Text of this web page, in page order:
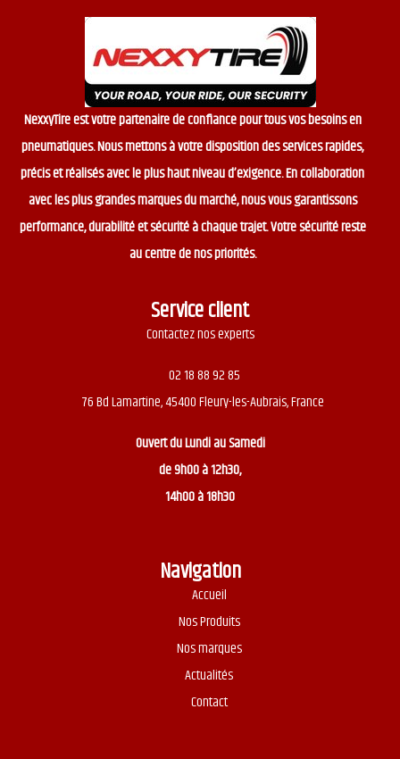
NexxyTire est votre partenaire de confiance pour tous vos besoins en
pneumatiques. Nous mettons à votre disposition des services rapides,
précis et réalisés avec le plus haut niveau d’exigence. En collaboration
avec les plus grandes marques du marché, nous vous garantissons
performance, durabilité et sécurité à chaque trajet. Votre sécurité reste
au centre de nos priorités.
Service client
Contactez nos experts
02 18 88 92 85
76 Bd Lamartine, 45400 Fleury-les-Aubrais, France
Ouvert duLundi au Samedi
de 9h00 à 12h30,
14h00 à 18h30
Navigation
Accueil
Nos Produits
Nos marques
Actualités
Contact